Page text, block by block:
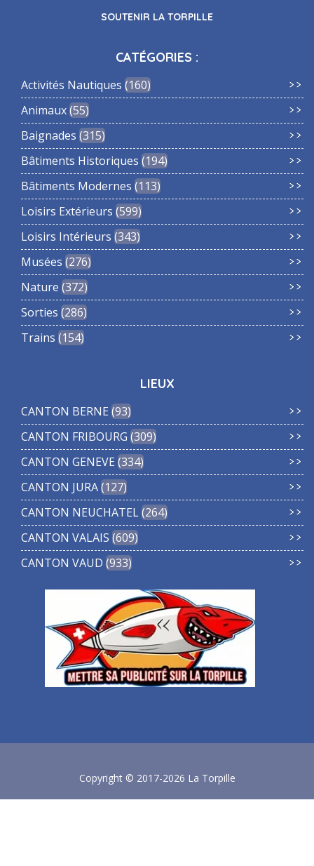
SOUTENIR LA TORPILLE
CATÉGORIES :
Activités Nautiques 160
Animaux 55
Baignades 315
Bâtiments Historiques 194
Bâtiments Modernes 113
Loisirs Extérieurs 599
Loisirs Intérieurs 343
Musées 276
Nature 372
Sorties 286
Trains 154
LIEUX
CANTON BERNE 93
CANTON FRIBOURG 309
CANTON GENEVE 334
CANTON JURA 127
CANTON NEUCHATEL 264
CANTON VALAIS 609
CANTON VAUD 933
Copyright © 2017-2026 La Torpille